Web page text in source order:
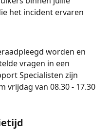
het incident ervaren
worden en
vragen in een
Specialisten zijn
vrijdag van 08.30 - 17.30